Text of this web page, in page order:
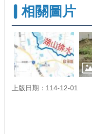
相關圖片
上版日期：114-12-01